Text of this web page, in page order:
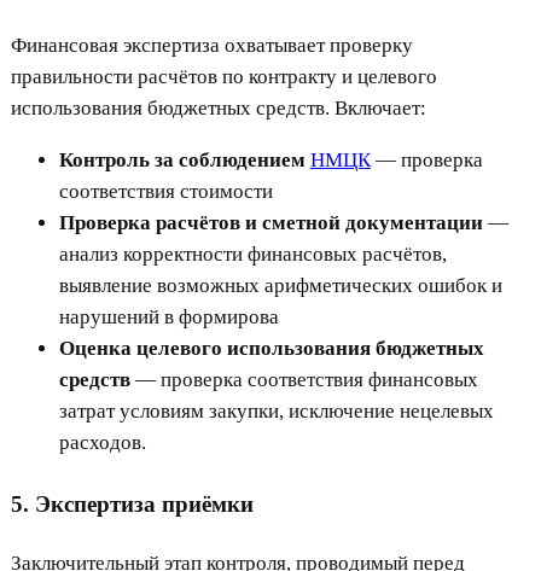
Финансовая экспертиза охватывает проверку
правильности расчётов по контракту и целевого
использования бюджетных средств. Включает:
Контроль за соблюдением НМЦК— проверка
соответствия стоимости
Проверка расчётов и сметной документации—
анализ корректности финансовых расчётов,
выявление возможных арифметических ошибок и
нарушений в формирова
Оценка целевого использования бюджетных
средств— проверка соответствия финансовых
затрат условиям закупки, исключение нецелевых
расходов.
5. Экспертиза приёмки
Заключительный этап контроля, проводимый перед